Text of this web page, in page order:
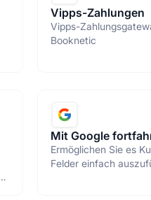
Vipps-Zahlungen
Vipps-
Booknetic
Mit Google
Ermöglichen Sie es
Felder einfach